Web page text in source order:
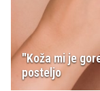
"Koža mi je
posteljo